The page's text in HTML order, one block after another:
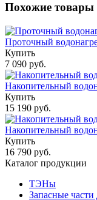
Похожие товары
Проточный
Купить
7 090 руб.
Накопительный
Купить
15 190 руб.
Накопительный
Купить
16 790 руб.
Каталог продукции
ТЭНы
Запасные части